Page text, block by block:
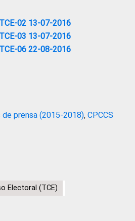
02 13-07-2016
03 13-07-2016
06 22-08-2016
prensa (2015-2018), CPCCS
Electoral (TCE)